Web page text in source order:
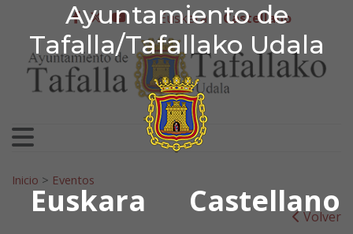
Ayuntamiento de
Tafalla/Tafallako Udala
Euskara Castellano
Ir al contenido
Ayuntamiento de
facebook
twitter
youtube
Euskera Castellano
Search for:
Inicio > Eventos
Volver